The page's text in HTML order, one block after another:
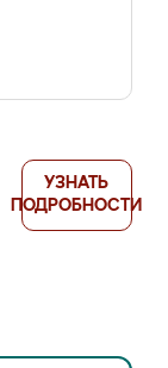
УЗНАТЬ
ПОДРОБНОСТИ